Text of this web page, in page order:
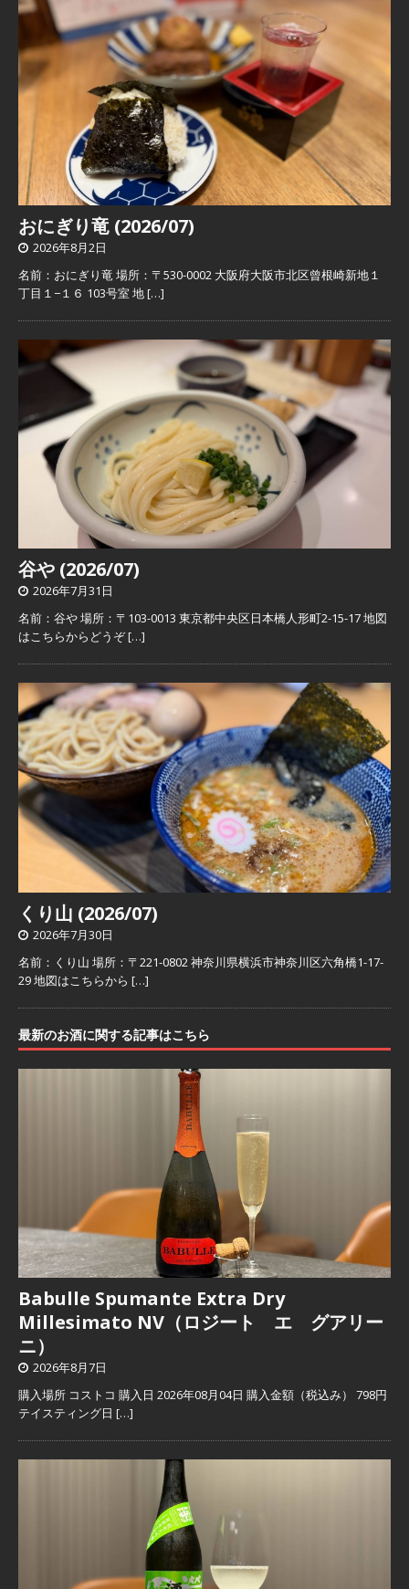
おにぎり竜 (2026/07)
2026年8月2日
名前：おにぎり竜 場所：〒530-0002 大阪府大阪市北区曾根崎新地１
丁目１−１６ 103号室 地[…]
谷や (2026/07)
2026年7月31日
名前：谷や 場所：〒103-0013 東京都中央区日本橋人形町2-15-17 地図
はこちらからどうぞ[…]
くり山 (2026/07)
2026年7月30日
名前：くり山 場所：〒221-0802 神奈川県横浜市神奈川区六角橋1-17-
29 地図はこちらから […]
最新のお酒に関する記事はこちら
Babulle Spumante Extra Dry
Millesimato NV（ロジート エ グアリー
ニ）
2026年8月7日
購入場所 コストコ 購入日 2026年08月04日 購入金額（税込み） 798円
テイスティング日 […]